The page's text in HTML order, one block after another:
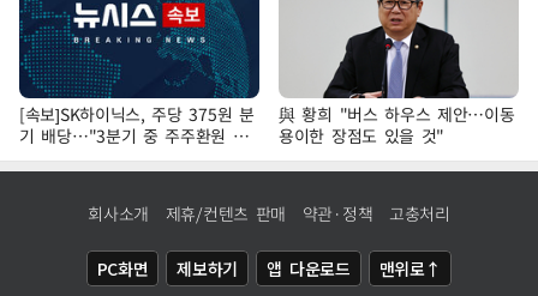
[속보]SK하이닉스, 주당 375원 분
기 배당…"3분기 중 주주환원 방
안 확정"
與 황희 "버스 하우스 제안…이동
용이한 장점도 있을 것"
회사소개 제휴/컨텐츠 판매 약관·정책 고충처리
PC화면 제보하기 앱 다운로드 맨위로↑